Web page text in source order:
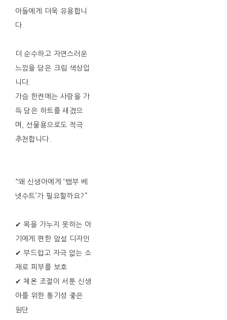
아들에게 더욱 유용합니
다.
더 순수하고 자연스러운
느낌을 담은 크림 색상입
니다.
가슴 한켠에는 사랑을 가
득 담은 하트를 새겼으
며, 선물용으로도 적극
추천합니다.
“왜 신생아에게 ‘뱀부 베
넷수트’가 필요할까요?”
✔ 목을 가누지 못하는 아
기에게 편한 앞섶 디자인
✔ 부드럽고 자극 없는 소
재로 피부를 보호
✔ 체온 조절이 서툰 신생
아를 위한 통기성 좋은
원단